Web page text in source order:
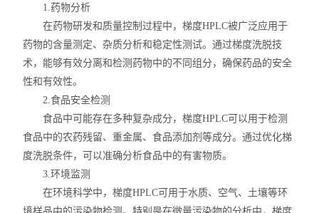
1.药物分析
在药物研发和质量控制过程中，梯度HPLC被广泛应用于
药物的含量测定、杂质分析和稳定性测试。通过梯度洗脱技
术，能够有效分离和检测药物中的不同组分，确保药品的安全
性和有效性。
2.食品安全检测
食品中可能存在多种复杂成分，梯度HPLC可以用于检测
食品中的农药残留、重金属、食品添加剂等成分。通过优化梯
度洗脱条件，可以准确分析食品中的有害物质。
3.环境监测
在环境科学中，梯度HPLC可用于水质、空气、土壤等环